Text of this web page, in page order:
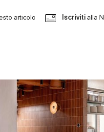
articolo Iscriviti alla